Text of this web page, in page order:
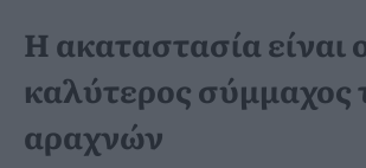
Η ακαταστασία είναι
καλύτερος σύμμαχος
αραχνών